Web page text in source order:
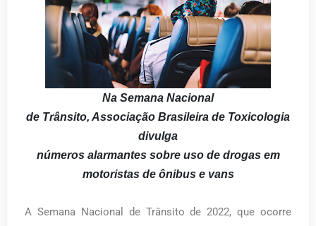
Na Semana Nacional
de Trânsito, Associação Brasileira de Toxicologia
divulga
números alarmantes sobre uso de drogas em
motoristas de ônibus e vans
A Semana Nacional de Trânsito de 2022, que ocorre